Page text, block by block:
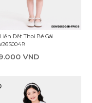
Dệt Thoi Bé Gái
VND